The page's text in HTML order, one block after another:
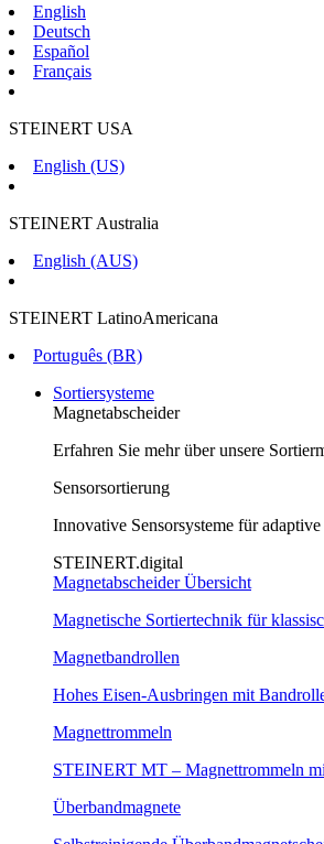
English
Deutsch
Español
Français
STEINERT USA
English (US)
STEINERT Australia
English (AUS)
STEINERT LatinoAmericana
Português (BR)
Sortiersysteme
Magnetabscheider
Erfahren Sie mehr über unsere
Sensorsortierung
Innovative Sensorsysteme für
STEINERT.digital
Magnetabscheider Übersicht
Magnetische Sortiertechnik für
Magnetbandrollen
Hohes Eisen-Ausbringen mit
Magnettrommeln
STEINERT MT – Magnettrommeln
Überbandmagnete